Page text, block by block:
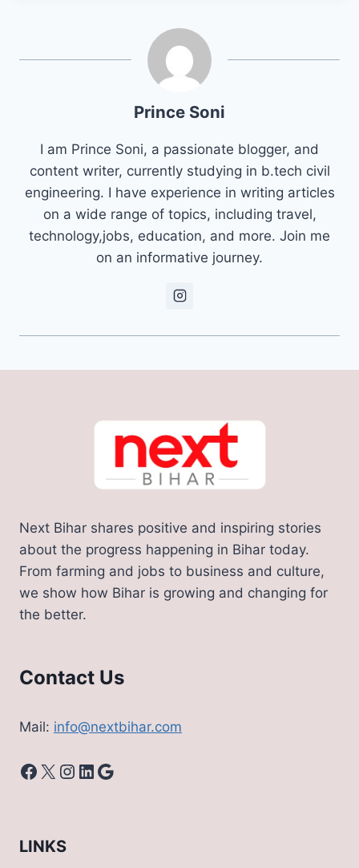
Prince Soni
I am Prince Soni, a passionate blogger, and
content writer, currently studying in b.tech civil
engineering. I have experience in writing articles
on a wide range of topics, including travel,
technology,jobs, education, and more. Join me
on an informative journey.
Next Bihar shares positive and inspiring stories
about the progress happening in Bihar today.
From farming and jobs to business and culture,
we show how Bihar is growing and changing for
the better.
Contact Us
Mail: info@nextbihar.com
Facebook
X Instagram
LinkedIn
Google
LINKS